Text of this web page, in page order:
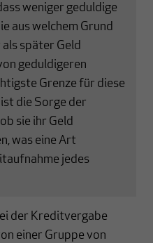
weniger geduldige
aus welchem Grund
später Geld
geduldigeren
Grenze für diese
die Sorge der
sie ihr Geld
was eine Art
jedes
der Kreditvergabe
einer Gruppe von